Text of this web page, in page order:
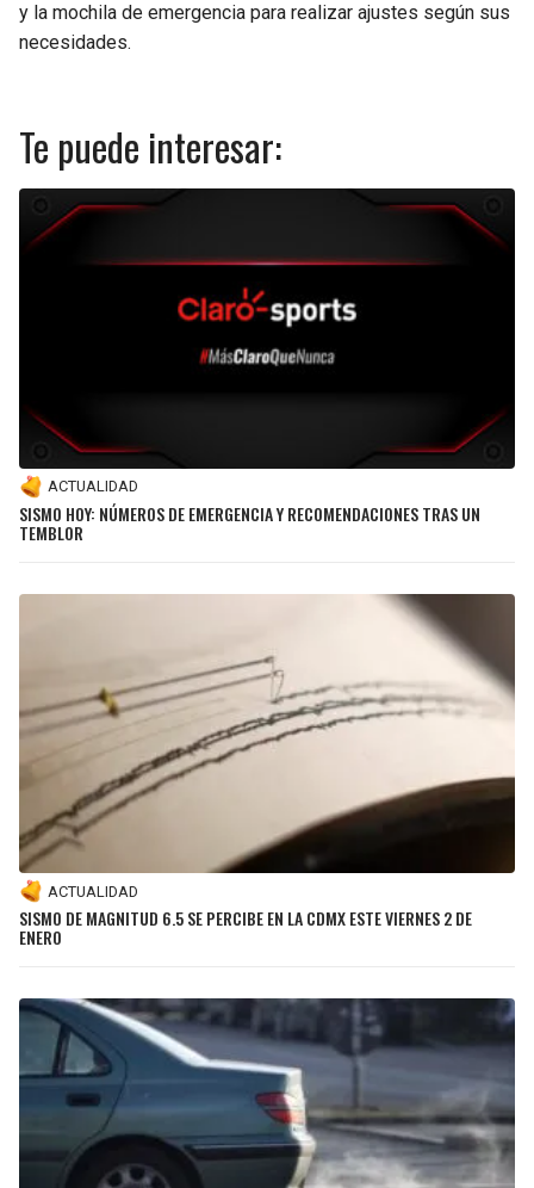
y la mochila de emergencia para realizar ajustes según sus
necesidades.
Te puede interesar:
ACTUALIDAD
SISMO HOY: NÚMEROS DE EMERGENCIA Y RECOMENDACIONES TRAS UN
TEMBLOR
ACTUALIDAD
SISMO DE MAGNITUD 6.5 SE PERCIBE EN LA CDMX ESTE VIERNES 2 DE
ENERO